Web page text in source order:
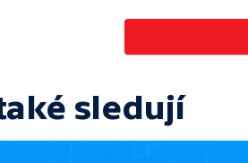
sledují